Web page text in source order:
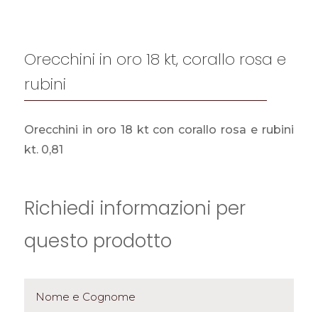
Orecchini in oro 18 kt, corallo rosa e
rubini
Orecchini in oro 18 kt con corallo rosa e rubini
kt. 0,81
Richiedi informazioni per
questo prodotto